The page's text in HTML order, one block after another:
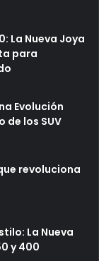
La Nueva Joya
para
Evolución
de los SUV
revoluciona
La Nueva
y 400